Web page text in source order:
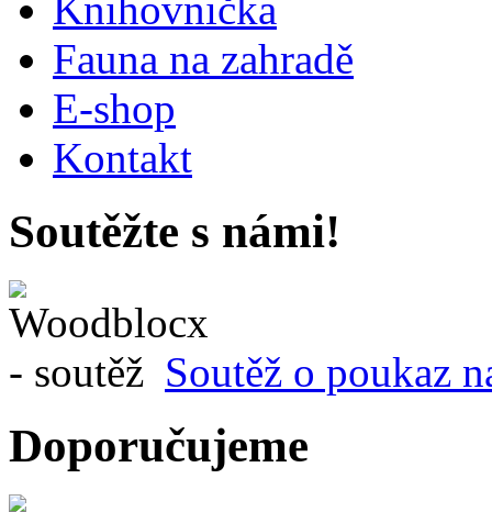
Knihovnička
Fauna na zahradě
E-shop
Kontakt
Soutěžte s námi!
Soutěž o poukaz
Doporučujeme